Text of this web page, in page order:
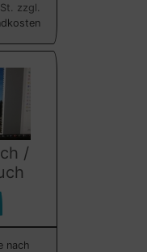
zzgl.
/
nach